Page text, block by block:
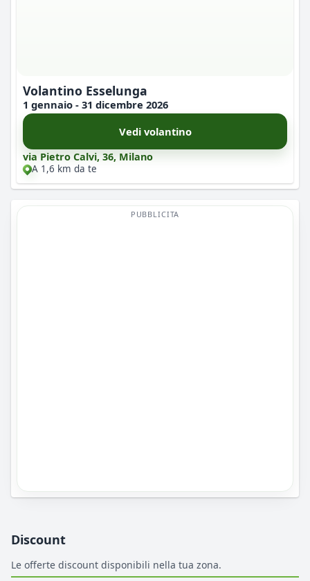
Volantino Esselunga
1 gennaio - 31 dicembre 2026
Vedi volantino
via Pietro Calvi, 36, Milano
A 1,6 km da te
PUBBLICITA
Discount
Le offerte discount disponibili nella tua zona.